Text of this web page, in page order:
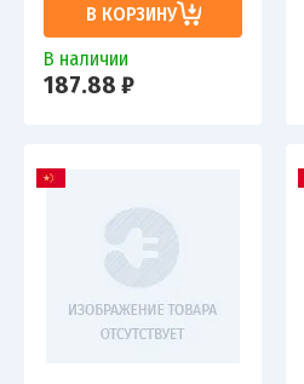
В КОРЗИНУ
В наличии
187.88 ₽